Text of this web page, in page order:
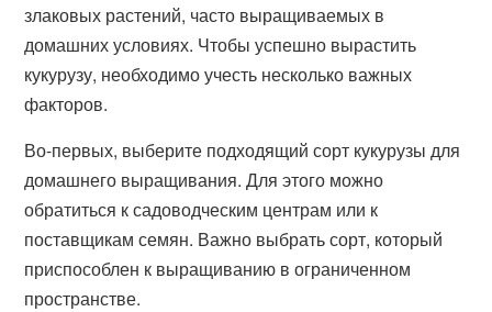
злаковых растений, часто выращиваемых в
домашних условиях. Чтобы успешно вырастить
кукурузу, необходимо учесть несколько важных
факторов.
Во-первых, выберите подходящий сорт кукурузы для
домашнего выращивания. Для этого можно
обратиться к садоводческим центрам или к
поставщикам семян. Важно выбрать сорт, который
приспособлен к выращиванию в ограниченном
пространстве.